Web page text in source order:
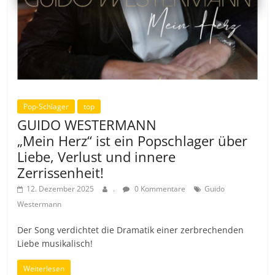
Pop-Schlager top
GUIDO WESTERMANN
„Mein Herz“ ist ein Popschlager über
Liebe, Verlust und innere
Zerrissenheit!
12. Dezember 2025 . 0 Kommentare
Guido
Westermann
Der Song verdichtet die Dramatik einer zerbrechenden
Liebe musikalisch!
Weiterlesen